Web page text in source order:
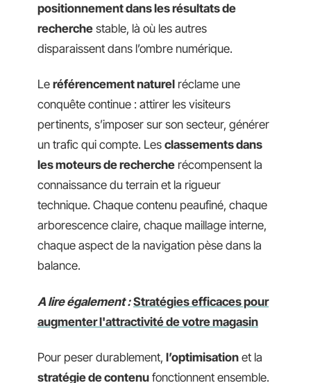
positionnement dans les résultats de
recherche stable, là où les autres
disparaissent dans l’ombre numérique.
Le référencement naturel réclame une
conquête continue : attirer les visiteurs
pertinents, s’imposer sur son secteur, générer
un trafic qui compte. Les classements dans
les moteurs de recherche récompensent la
connaissance du terrain et la rigueur
technique. Chaque contenu peaufiné, chaque
arborescence claire, chaque maillage interne,
chaque aspect de la navigation pèse dans la
balance.
A lire également : Stratégies efficaces pour
augmenter l'attractivité de votre magasin
Pour peser durablement, l’optimisation et la
stratégie de contenu fonctionnent ensemble.